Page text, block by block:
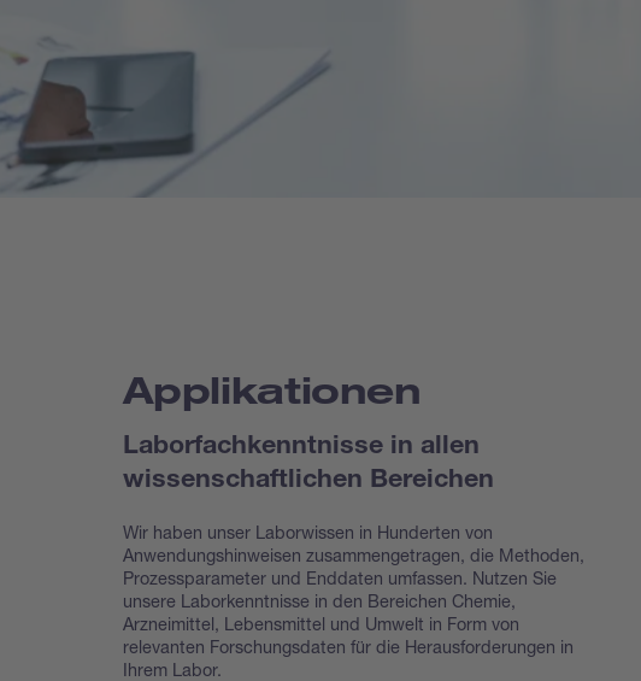
Applikationen
Laborfachkenntnisse in allen
wissenschaftlichen Bereichen
Wir haben unser Laborwissen in Hunderten von
Anwendungshinweisen zusammengetragen, die Methoden,
Prozessparameter und Enddaten umfassen. Nutzen Sie
unsere Laborkenntnisse in den Bereichen Chemie,
Arzneimittel, Lebensmittel und Umwelt in Form von
relevanten Forschungsdaten für die Herausforderungen in
Ihrem Labor.